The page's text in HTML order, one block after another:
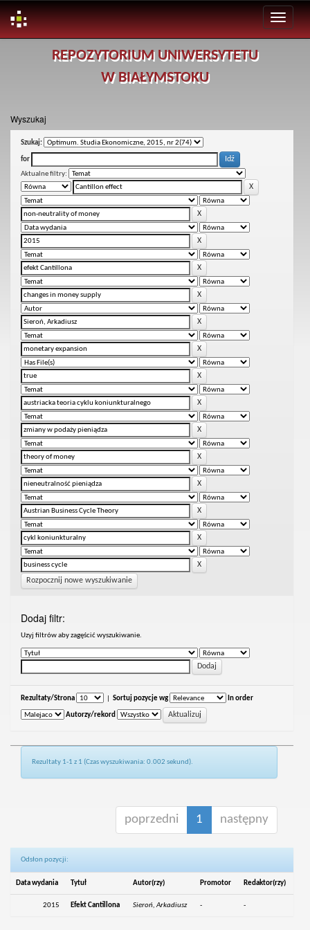
REPOZYTORIUM UNIWERSYTETU
W BIAŁYMSTOKU
Wyszukaj
Szukaj:
for
Aktualne filtry:
Rozpocznij nowe wyszukiwanie
Dodaj filtr:
Uzyj filtrów aby zagęścić wyszukiwanie.
Rezultaty/Strona Sortuj pozycje wg In order
Autorzy/rekord
Rezultaty 1-1 z 1 (Czas wyszukiwania: 0.002 sekund).
poprzedni 1 następny
Odsłon pozycji:
Data wydania Tytuł Autor(rzy) Promotor Redaktor(rzy)
2015 Efekt Cantillona Sieroń, Arkadiusz - -